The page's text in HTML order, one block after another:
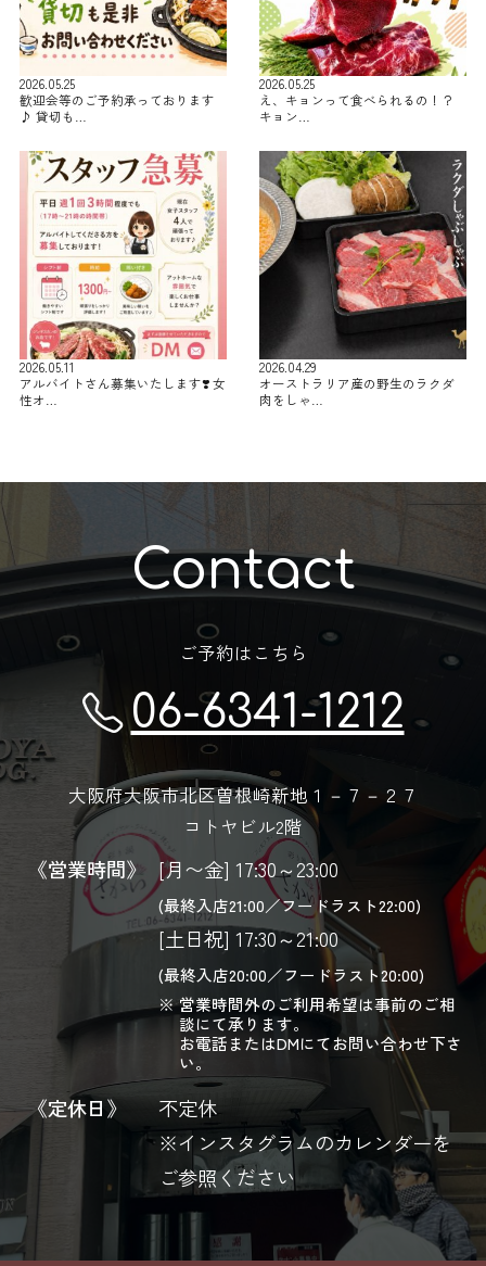
2026.05.25
歓迎会等のご予約承っております
♪ 貸切も…
2026.05.25
え、キョンって食べられるの！？
キョン…
2026.05.11
アルバイトさん募集いたします❣️ 女
性オ…
2026.04.29
オーストラリア産の野生のラクダ
肉をしゃ…
Contact
ご予約はこちら
06-6341-1212
大阪府大阪市北区曽根崎新地１－７－２７
コトヤビル2階
《営業時間》 [月〜金] 17:30～23:00
(最終入店21:00／フードラスト22:00)
[土日祝] 17:30～21:00
(最終入店20:00／フードラスト20:00)
営業時間外のご利用希望は事前のご相
談にて承ります。
お電話またはDMにてお問い合わせ下さ
い。
《定休日》
不定休
※インスタグラムのカレンダーを
ご参照ください